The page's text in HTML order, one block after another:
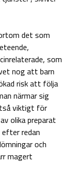
det som
som
nog att barn
risk att följa
närmar sig
viktigt för
olika preparat
redan
och
magert